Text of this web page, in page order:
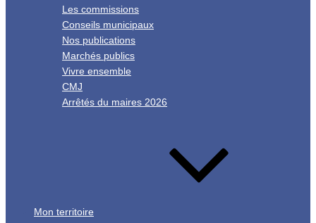
Les commissions
Conseils municipaux
Nos publications
Marchés publics
Vivre ensemble
CMJ
Arrêtés du maires 2026
Mon territoire